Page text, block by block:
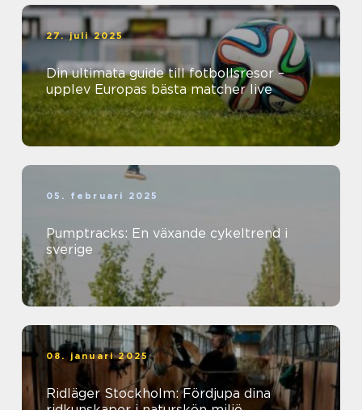
27. juli 2025
Din ultimata guide till fotbollsresor –
upplev Europas bästa matcher live
05. februari 2025
Pumptracks: En växande cykeltrend i
sverige
08. januari 2025
Ridläger Stockholm: Fördjupa dina